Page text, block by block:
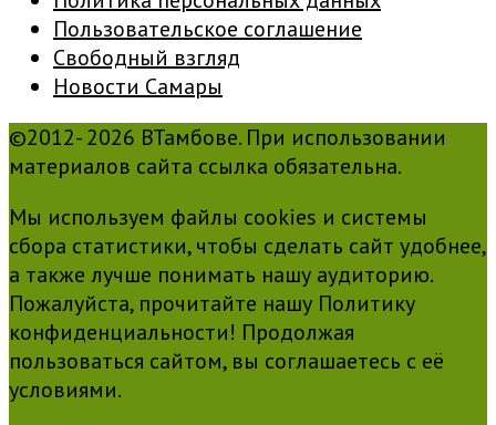
Пользовательское соглашение
Свободный взгляд
Новости Самары
©2012- 2026 ВТамбове. При использовании
материалов сайта ссылка обязательна.
Мы используем файлы cookies и системы
сбора статистики, чтобы сделать сайт удобнее,
а также лучше понимать нашу аудиторию.
Пожалуйста, прочитайте нашу Политику
конфиденциальности! Продолжая
пользоваться сайтом, вы соглашаетесь с её
условиями.